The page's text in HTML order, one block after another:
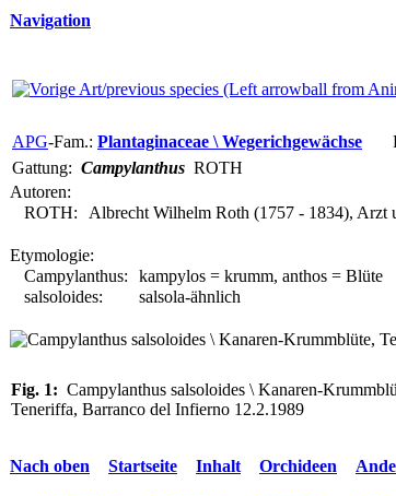
Navigation
APG-Fam.: Plantaginaceae \ Wegerichgewächse
Gattung: Campylanthus ROTH
Autoren:
ROTH:
Albrecht Wilhelm Roth (1757 - 1834), Arzt
Etymologie:
Campylanthus:
kampylos = krumm, anthos = Blüte
salsoloides:
salsola-ähnlich
Fig. 1: Campylanthus salsoloides \ Kanaren-
Teneriffa, Barranco del Infierno 12.2.1989
Nach oben Startseite Inhalt Orchideen